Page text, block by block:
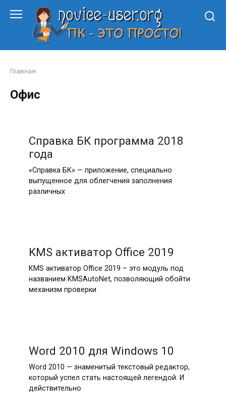
Главная
Офис
Справка БК программа 2018
года
«Справка БК» — приложение, специально
выпущенное для облегчения заполнения
различных
KMS активатор Office 2019
KMS активатор Office 2019 – это модуль под
названием KMSAutoNet, позволяющий обойти
механизм проверки
Word 2010 для Windows 10
Word 2010 — знаменитый текстовый редактор,
который успел стать настоящей легендой. И
действительно